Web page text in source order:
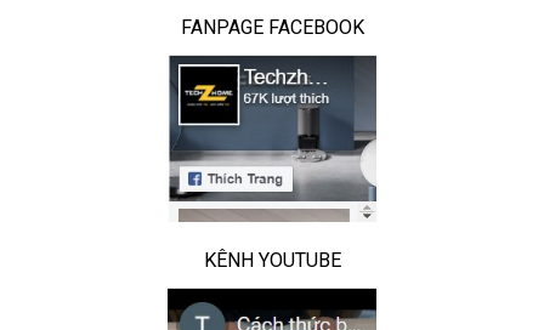
FANPAGE FACEBOOK
KÊNH YOUTUBE